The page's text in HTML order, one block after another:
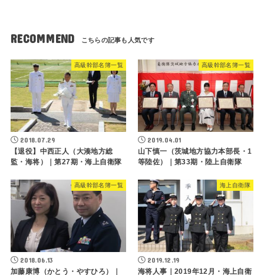
RECOMMEND
高級幹部名簿一覧
2018.07.29
【退役】中西正人（大湊地方総
監・海将）｜第27期・海上自衛隊
高級幹部名簿一覧
2019.04.01
山下慎一（茨城地方協力本部長・1
等陸佐）｜第33期・陸上自衛隊
高級幹部名簿一覧
2018.06.13
加藤康博（かとう・やすひろ）｜
海上自衛隊
2019.12.19
海将人事｜2019年12月・海上自衛